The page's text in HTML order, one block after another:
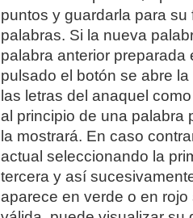
puntos y guardarla para
palabras. Si la nueva
palabra anterior
pulsado el botón se abre
las letras del anaquel
al principio de una palabra
la mostrará. En caso
actual seleccionando la
tercera y así
aparece en verde o en